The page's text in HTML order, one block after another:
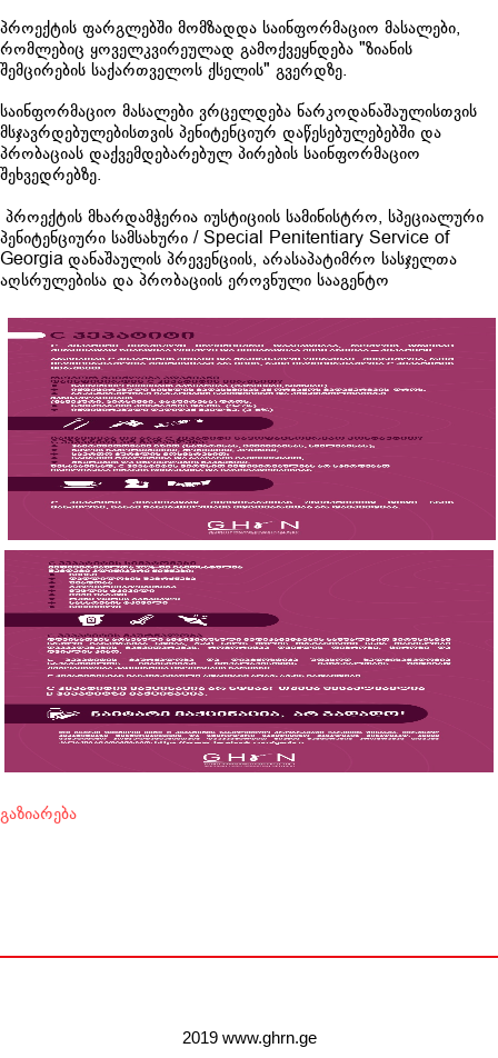
პროექტის ფარგლებში მომზადდა საინფორმაციო მასალები,
რომლებიც ყოველკვირეულად გამოქვეყნდება "ზიანის
შემცირების საქართველოს ქსელის" გვერდზე.
საინფორმაციო მასალები ვრცელდება ნარკოდანაშაულისთვის
მსჯავრდებულებისთვის პენიტენციურ დაწესებულებებში და
პრობაციას დაქვემდებარებულ პირების საინფორმაციო
შეხვედრებზე.
პროექტის მხარდამჭერია იუსტიციის სამინისტრო, სპეციალური
პენიტენციური სამსახური / Special Penitentiary Service of
Georgia დანაშაულის პრევენციის, არასაპატიმრო სასჯელთა
აღსრულებისა და პრობაციის ეროვნული სააგენტო
გაზიარება
2019 www.ghrn.ge